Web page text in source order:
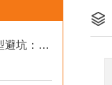
2026年高低温拉力试验机选型避坑：别让步进低配拖累检测精度与研发数据